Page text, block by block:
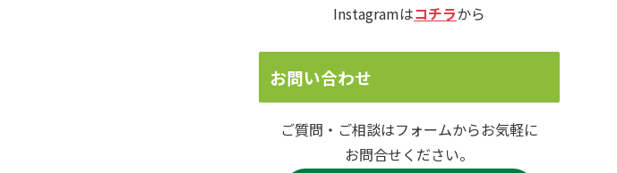
Instagramはコチラから
お問い合わせ
ご質問・ご相談はフォームからお気軽に
お問合せください。